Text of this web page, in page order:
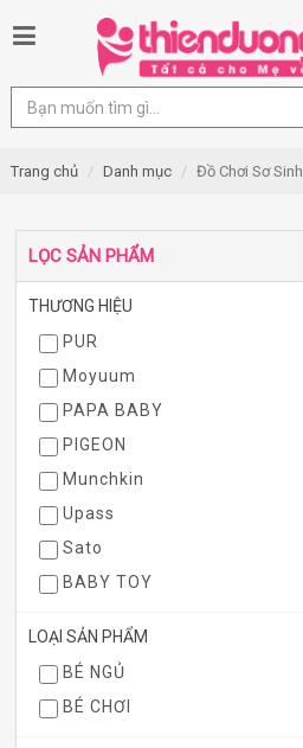
Trang chủ Danh mục Đồ Chơi Sơ Sinh
LỌC SẢN PHẨM
THƯƠNG HIỆU
PUR
Moyuum
PAPA BABY
PIGEON
Munchkin
Upass
Sato
BABY TOY
LOẠI SẢN PHẨM
BÉ NGỦ
BÉ CHƠI